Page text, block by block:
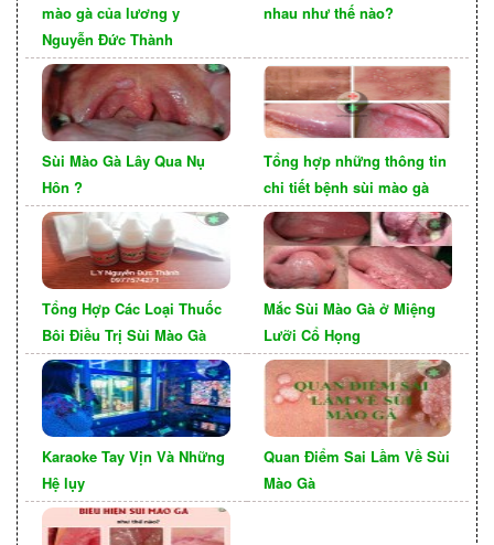
là quan trọng. Đồng thời, việc tiêm vắc xin HPV
cũng là một biện pháp hiệu quả để bảo vệ khỏi
nhiều loại virus HPV, bao gồm cả những loại có
thể gây sùi mào gà.
Bệnh sùi mào gà ở môi có
nguy hiểm hay không?
mào gà của lương y
Nguyễn Đức Thành
nhau như thế nào?
Sùi Mào Gà Lây Qua Nụ
Hôn ?
Tổng hợp những thông tin
chi tiết bệnh sùi mào gà
Tổng Hợp Các Loại Thuốc
Bôi Điều Trị Sùi Mào Gà
Mắc Sùi Mào Gà ở Miệng
Lưỡi Cổ Họng
Karaoke Tay Vịn Và Những
Hệ lụy
Quan Điểm Sai Lầm Về Sùi
Mào Gà